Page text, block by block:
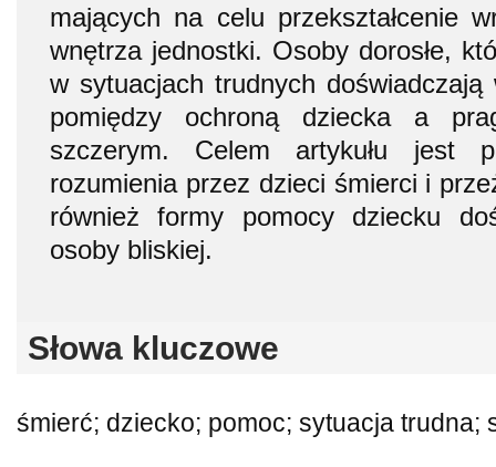
mających na celu przekształcenie
wnętrza jednostki. Osoby dorosłe,
w sytuacjach trudnych doświadczają
pomiędzy ochroną dziecka a
szczerym. Celem artykułu jest
rozumienia przez dzieci śmierci i
również formy pomocy dziecku
osoby bliskiej.
Słowa kluczowe
śmierć; dziecko; pomoc; sytuacja trudna;